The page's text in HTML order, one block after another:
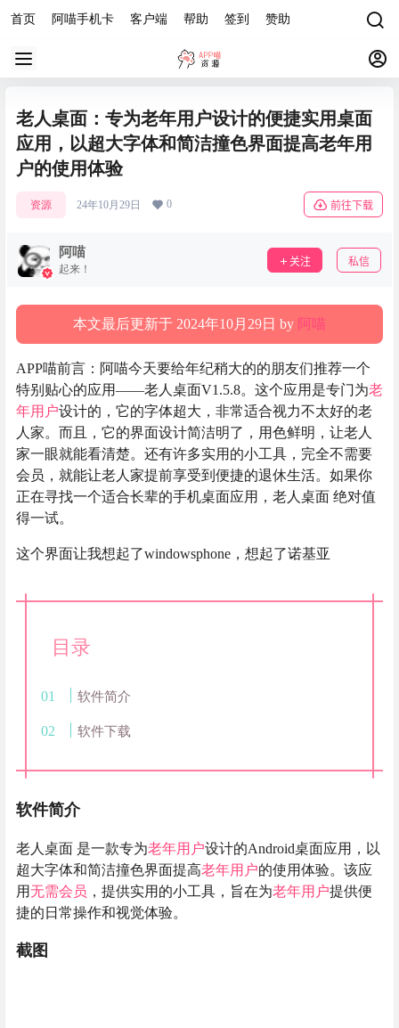
首页 阿喵手机卡 客户端 帮助 签到 赞助
老人桌面：专为老年用户设计的便捷实用桌面
应用，以超大字体和简洁撞色界面提高老年用
户的使用体验
资源 24年10月29日 0 前往下载
阿喵
起来！
关注 私信
本文最后更新于 2024年10月29日 by 阿喵
APP喵前言：阿喵今天要给年纪稍大的的朋友们推荐一个
特别贴心的应用——老人桌面V1.5.8。这个应用是专门为老
年用户设计的，它的字体超大，非常适合视力不太好的老
人家。而且，它的界面设计简洁明了，用色鲜明，让老人
家一眼就能看清楚。还有许多实用的小工具，完全不需要
会员，就能让老人家提前享受到便捷的退休生活。如果你
正在寻找一个适合长辈的手机桌面应用，老人桌面 绝对值
得一试。
这个界面让我想起了windowsphone，想起了诺基亚
目录
软件简介
软件下载
软件简介
老人桌面 是一款专为老年用户设计的Android桌面应用，以
超大字体和简洁撞色界面提高老年用户的使用体验。该应
用无需会员 ，提供实用的小工具，旨在为老年用户提供便
捷的日常操作和视觉体验。
截图